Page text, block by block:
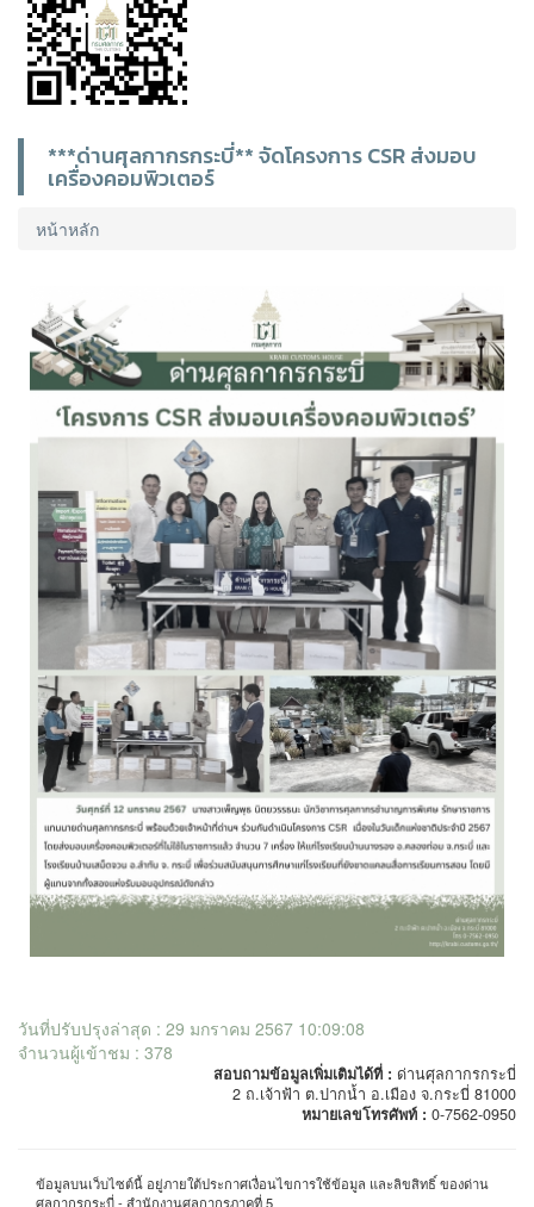
***ด่านศุลกากรกระบี่** จัดโครงการ CSR ส่งมอบ
เครื่องคอมพิวเตอร์
หน้าหลัก
วันที่ปรับปรุงล่าสุด : 29 มกราคม 2567 10:09:08
จำนวนผู้เข้าชม : 378
สอบถามข้อมูลเพิ่มเติมได้ที่ : ด่านศุลกากรกระบี่
2 ถ.เจ้าฟ้า ต.ปากน้ำ อ.เมือง จ.กระบี่ 81000
หมายเลขโทรศัพท์ : 0-7562-0950
ข้อมูลบนเว็บไซต์นี้ อยู่ภายใต้ประกาศเงื่อนไขการใช้ข้อมูล และลิขสิทธิ์ ของด่าน
ศุลกากรกระบี่ - สำนักงานศุลกากรภาคที่ 5